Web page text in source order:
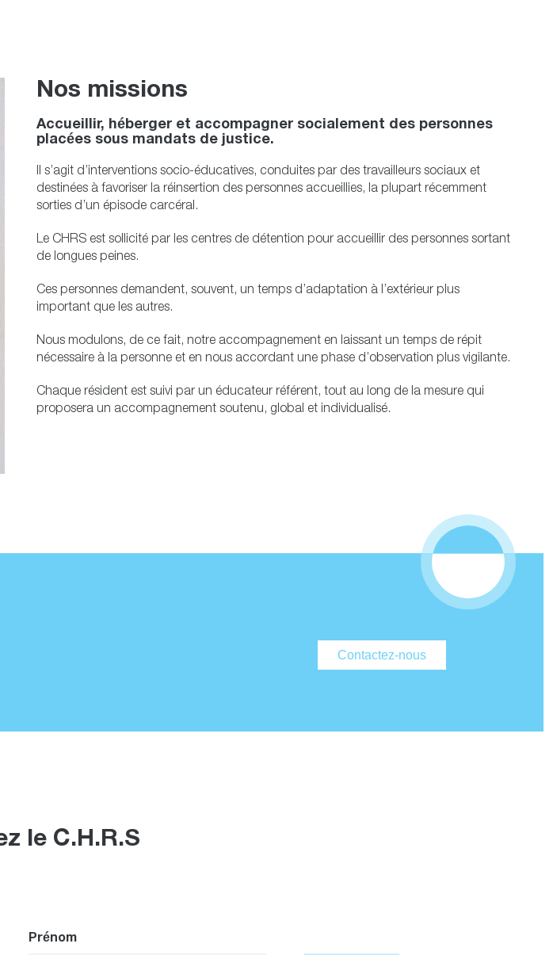
Nos missions
Accueillir, héberger et accompagner socialement des personnes
placées sous mandats de justice.
Il s’agit d’interventions socio-éducatives, conduites par des travailleurs sociaux et
destinées à favoriser la réinsertion des personnes accueillies, la plupart récemment
sorties d’un épisode carcéral.
Le CHRS est sollicité par les centres de détention pour accueillir des personnes sortant
de longues peines.
Ces personnes demandent, souvent, un temps d’adaptation à l’extérieur plus
important que les autres.
Nous modulons, de ce fait, notre accompagnement en laissant un temps de répit
nécessaire à la personne et en nous accordant une phase d’observation plus vigilante.
Chaque résident est suivi par un éducateur référent, tout au long de la mesure qui
proposera un accompagnement soutenu, global et individualisé.
Contactez-nous
le C.H.R.S
Prénom